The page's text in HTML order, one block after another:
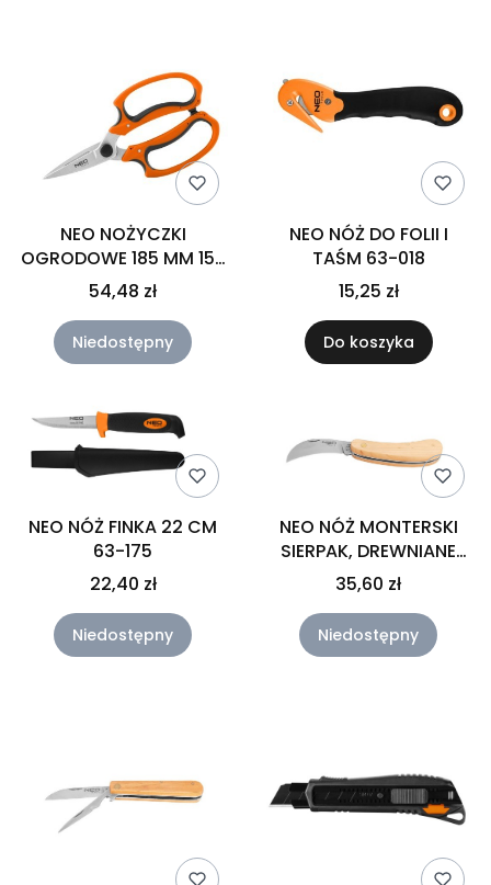
NEO NOŻYCZKI
OGRODOWE 185 MM 15-
215
54,48 zł
Niedostępny
NEO NÓŻ DO FOLII I
TAŚM 63-018
15,25 zł
Do koszyka
NEO NÓŻ FINKA 22 CM
63-175
22,40 zł
Niedostępny
NEO NÓŻ MONTERSKI
SIERPAK, DREWNIANE
OKŁADKI 63-016
35,60 zł
Niedostępny